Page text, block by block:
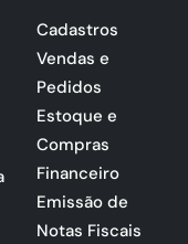
Cadastros
Vendas e
Pedidos
Estoque e
Compras
Financeiro
Emissão de
Notas Fiscais